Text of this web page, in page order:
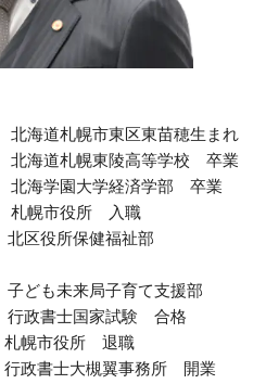
海道札幌市東区東苗穂生まれ
海道札幌東陵高等学校 卒業
海学園大学経済学部 卒業
幌市役所 入職
健福祉部
育て支援部
政書士国家試験 合格
幌市役所 退職
政書士大槻翼事務所 開業